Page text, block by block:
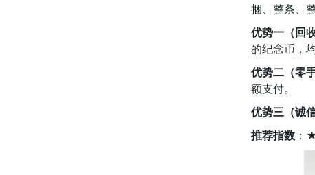
捆、整条、
优势一（回
的纪念币 ，
优势二（零
额支付。
优势三（诚
推荐指数